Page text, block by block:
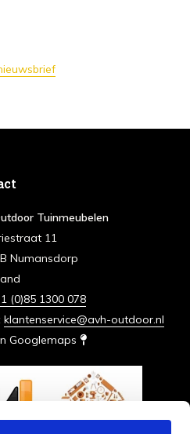
Tuinmeubelen
11
Numansdorp
(0)85 1300 078
klantenservice@avh-outdoor.nl
Googlemaps